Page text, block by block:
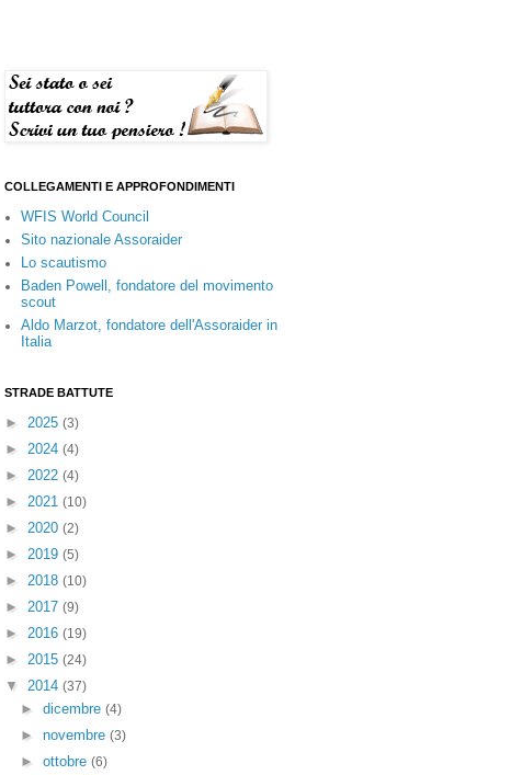
COLLEGAMENTI E APPROFONDIMENTI
WFIS World Council
Sito nazionale Assoraider
Lo scautismo
Baden Powell, fondatore del movimento
scout
Aldo Marzot, fondatore dell'Assoraider in
Italia
STRADE BATTUTE
► 2025 (3)
► 2024 (4)
► 2022 (4)
► 2021 (10)
► 2020 (2)
► 2019 (5)
► 2018 (10)
► 2017 (9)
► 2016 (19)
► 2015 (24)
▼ 2014 (37)
►dicembre(4)
►novembre(3)
►ottobre(6)